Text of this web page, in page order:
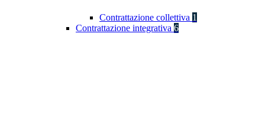
Contrattazione collettiva 1
Contrattazione integrativa 6